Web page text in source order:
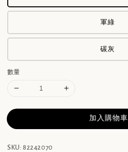
軍綠
碳灰
數量
加入購物車
SKU: 82242070